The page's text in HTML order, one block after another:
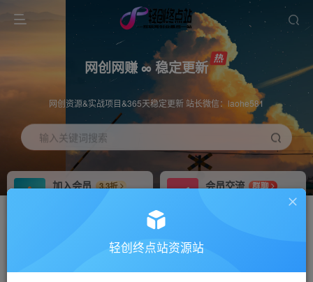
网创网赚 ∞ 稳定更新
网创资源&实战项目&365天稳定更新 站长微信：laohe581
输入关键词搜索
加入会员
3.3折
会员交流
群聊
推广返佣高达70%轻创终点站资源站